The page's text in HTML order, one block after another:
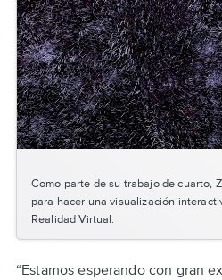
Como parte de su trabajo de cuarto,
para hacer una visualización
Realidad Virtual.
“Estamos esperando con gran